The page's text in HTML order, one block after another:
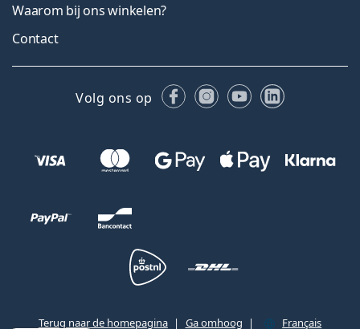
Waarom bij ons winkelen?
Contact
Volg ons op FacebookInstagram
YouTubeLinkedIn
Terug naar de homepagina Ga omhoog Français